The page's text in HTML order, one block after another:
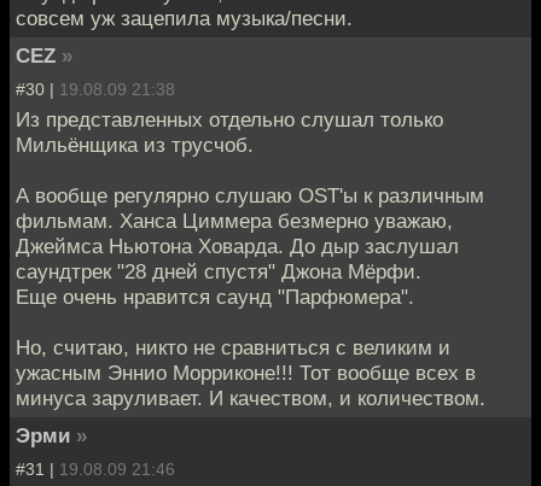
совсем уж зацепила музыка/песни.
CEZ »
#30 | 19.08.09 21:38
Из представленных отдельно слушал только
Мильёнщика из трусчоб.
А вообще регулярно слушаю OST'ы к различным
фильмам. Ханса Циммера безмерно уважаю,
Джеймса Ньютона Ховарда. До дыр заслушал
саундтрек "28 дней спустя" Джона Мёрфи.
Еще очень нравится саунд "Парфюмера".
Но, считаю, никто не сравниться с великим и
ужасным Эннио Морриконе!!! Тот вообще всех в
минуса заруливает. И качеством, и количеством.
Эрми »
#31 | 19.08.09 21:46